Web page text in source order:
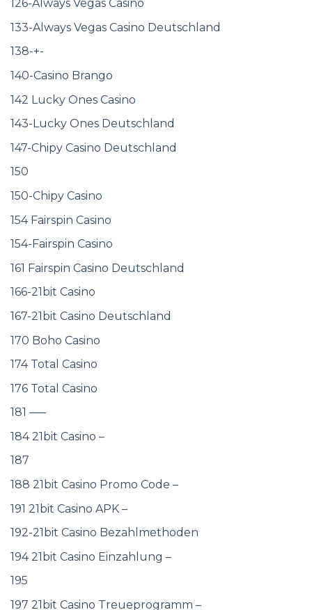
126-Always Vegas Casino
133-Always Vegas Casino Deutschland
138-+-
140-Casino Brango
142 Lucky Ones Casino
143-Lucky Ones Deutschland
147-Chipy Casino Deutschland
150
150-Chipy Casino
154 Fairspin Casino
154-Fairspin Casino
161 Fairspin Casino Deutschland
166-21bit Casino
167-21bit Casino Deutschland
170 Boho Casino
174 Total Casino
176 Total Casino
181 —–
184 21bit Casino –
187
188 21bit Casino Promo Code –
191 21bit Casino APK –
192-21bit Casino Bezahlmethoden
194 21bit Casino Einzahlung –
195
197 21bit Casino Treueprogramm –